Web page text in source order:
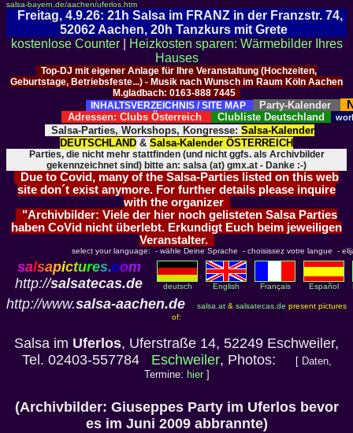
salsa-bayern.de/aachen/uferlos.htm
Freitag, 4.9.26: 21h Salsa im FRANZ in der Franzstr. 74,
52062 Aachen, 20h Tanzkurs mit Grete
kostenlose Counter|
Heizkosten sparen: Wärmebilder Ihres
Hauses
Top-DJ mit eigener Anlage für Ihre Veranstaltung (Hochzeiten,
Geburtstage, Betriebsfeste...) - Musik nach Wunsch im Raum Köln Aachen
M.gladbach: 0163-888 7445
INHALTSVERZEICHNIS / SITE MAP
Party-Kalender
Adressen: Clubs Österreich Clubliste Deutschland
Salsa-Parties, Workshops, Kongresse: Salsa-Kalender
DEUTSCHLAND & Salsa-Kalender ÖSTERREICH
Parties, die nicht mehr stattfinden (und nicht ggfs. als Archivbilder
gekennzeichnet sind) bitte an: salsa (at) gmx.at - Danke :-)
Due to Covid, many of the Salsa-Parties listed on this web
site don´t exist anymore. For further details please inquire
with the organizer
"Archivbilder: Viele der hier noch gelisteten Salsa Parties
haben CoVid nicht überlebt. Erkundigt Euch beim jeweiligen
Veranstalter.
select your language: - wähle Deine Sprache - choisissez votre langue -
salsapictures.com
http://salsatecas.de deutsch English Français Español
http://www.salsa-aachen.de salsa.at & salsatecas.de present pictures
of:
Salsa im Uferlos, Uferstraße 14, 52249 Eschweiler,
Tel. 02403-557784 Eschweiler, Photos:
[ Daten,
Termine: hier]
(Archivbilder: Giuseppes Party im Uferlos bevor
es im Juni 2009 abbrannte)